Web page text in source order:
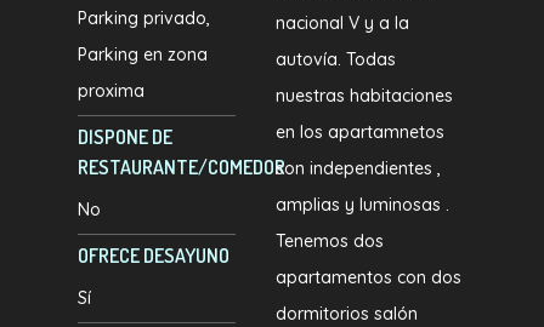
Parking privado
Parking en zona
proxima
DISPONE DE
RESTAURANTE/COMEDOR
No
OFRECE DESAYUNO
Sí
nacional V y a la
autovía. Todas
nuestras habitaciones
en los apartamnetos
son independientes ,
amplias y luminosas .
Tenemos dos
apartamentos con dos
dormitorios salón